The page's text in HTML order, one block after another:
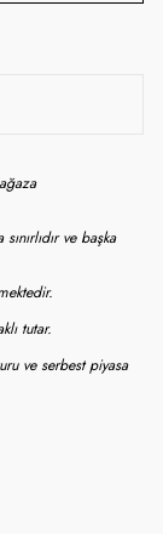
ve başka
tutar.
ve serbest piyasa